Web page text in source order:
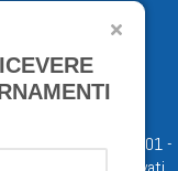
- P.I. 05398481001 -